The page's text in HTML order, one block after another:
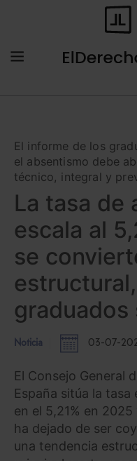
El informe de los
el absentismo debe
técnico, integral y
La tasa de
escala al
se
graduados
Noticia 03-07-
El Consejo General
España sitúa la
en el 5,21% en
ha dejado de ser
una tendencia